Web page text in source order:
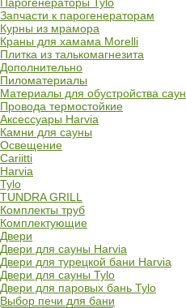
Запчасти к парогенераторам
Курны из мрамора
Краны для хамама Morelli
Плитка из талькомагнезита
Дополнительно
Пиломатериалы
Материалы для обустройства саун
Провода термостойкие
Аксессуары Harvia
Камни для сауны
Освещение
Cariitti
Harvia
Tylo
TUNDRA GRILL
Комплекты труб
Комплектующие
Двери
Двери для сауны Harvia
Двери для турецкой бани Harvia
Двери для сауны Tylo
Двери для паровых бань Tylo
Выбор печи для бани